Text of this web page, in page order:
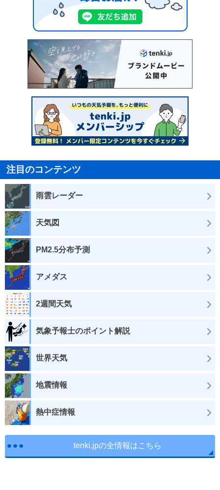
注目のコンテンツ
雨雲レーダー
天気図
PM2.5分布予測
アメダス
2週間天気
気象予報士のポイント解説
世界天気
地震情報
熱中症情報
tenki.jpの全情報はこちら